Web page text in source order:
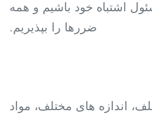
اشتباه خود باشیم و همه
ضررها را بپذیریم.
اندازه های مختلف، مواد